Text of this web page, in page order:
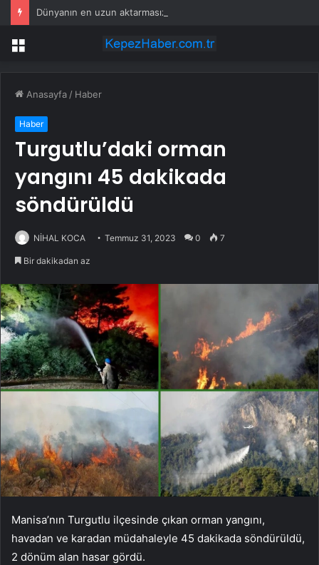
Menü
Anasayfa / Haber
Haber
Turgutlu’daki orman
yangını 45 dakikada
söndürüldü
NİHAL KOCA Temmuz 31, 2023 0 7
Bir dakikadan az
Manisa’nın Turgutlu ilçesinde çıkan orman yangını,
havadan ve karadan müdahaleyle 45 dakikada söndürüldü,
2 dönüm alan hasar gördü.